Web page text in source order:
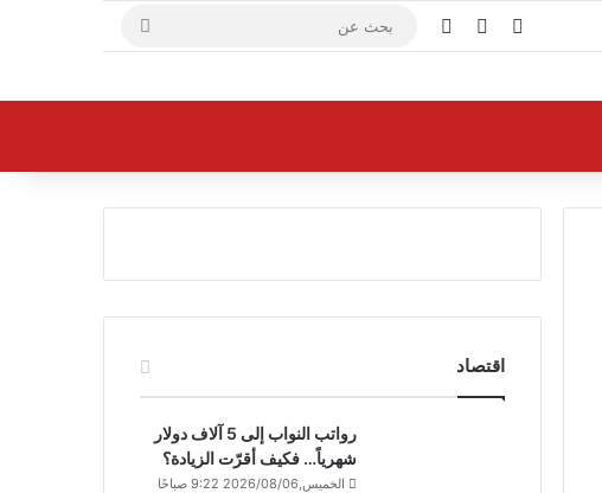
فيسبوك يوتيوب
اقتصاد
رواتب النواب إلى 5 آلاف دولار
شهرياً… فكيف أقرّت الزيادة؟
الخميس,2026/08/06 9:22 صباحًا